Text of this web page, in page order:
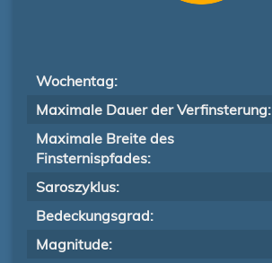
Wochentag:
Maximale Dauer der Verfinsterung:
Maximale Breite des
Finsternispfades:
Saroszyklus:
Bedeckungsgrad:
Magnitude: